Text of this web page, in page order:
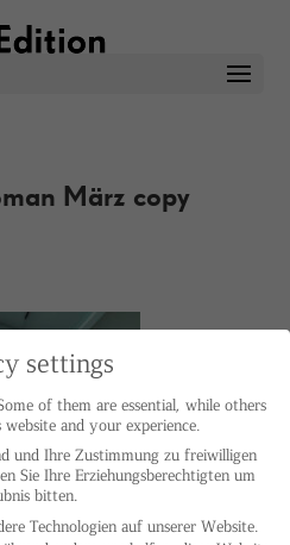
März copy
settings
of them are essential, while others
and your experience.
und Ihre Zustimmung zu freiwilligen
Sie Ihre Erziehungsberechtigten um
bitten.
Technologien auf unserer Website.